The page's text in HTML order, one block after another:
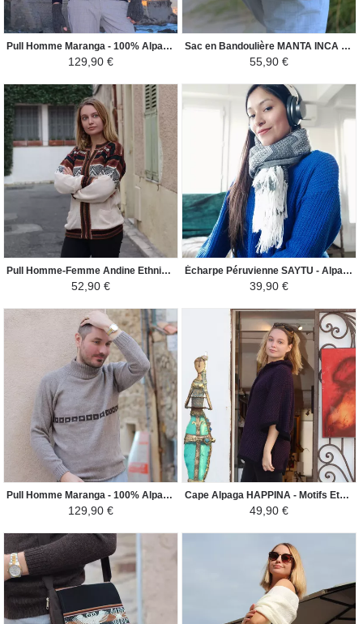
Pull Homme Maranga - 100% Alpaga - Bleu Marine / Camel
129,90 €
Sac en Bandoulière MANTA INCA - Pour Homme Faune - Noir / Marron
55,90 €
Pull Homme-Femme Andine Ethnique - Croix Chacana - Beige Clair / Couleurs Incas
52,90 €
Écharpe Péruvienne SAYTU - Alpaga Motifs Ethniques ZigZag - Gris Clair / Blanc
39,90 €
Pull Homme Maranga - 100% Alpaga - Beige / Marron
129,90 €
Cape Alpaga HAPPINA - Motifs Ethniques - Violet Foncé / Noir
49,90 €